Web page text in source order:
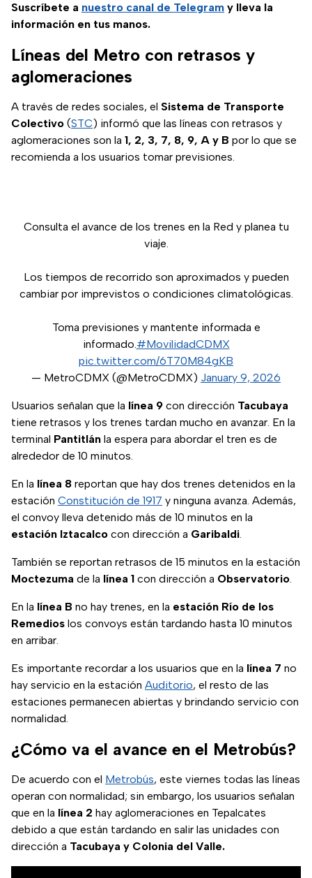
Suscríbete a nuestro canal de Telegram y lleva la
información en tus manos.
Líneas del Metro con retrasos y
aglomeraciones
A través de redes sociales, el Sistema de Transporte
Colectivo (STC) informó que las líneas con retrasos y
aglomeraciones son la 1, 2, 3, 7, 8, 9, A y B por lo que se
recomienda a los usuarios tomar previsiones.
Consulta el avance de los trenes en la Red y planea tu
viaje.
Los tiempos de recorrido son aproximados y pueden
cambiar por imprevistos o condiciones climatológicas.
Toma previsiones y mantente informada e
informado.#MovilidadCDMX
pic.twitter.com/6T70M84gKB
— MetroCDMX (@MetroCDMX) January 9, 2026
Usuarios señalan que la línea 9 con dirección Tacubaya
tiene retrasos y los trenes tardan mucho en avanzar. En la
terminal Pantitlán la espera para abordar el tren es de
alrededor de 10 minutos.
En la línea 8 reportan que hay dos trenes detenidos en la
estación Constitución de 1917 y ninguna avanza. Además,
el convoy lleva detenido más de 10 minutos en la
estación Iztacalco con dirección a Garibaldi.
También se reportan retrasos de 15 minutos en la estación
Moctezuma de la línea 1 con dirección a Observatorio.
En la línea B no hay trenes, en la estación Río de los
Remedios los convoys están tardando hasta 10 minutos
en arribar.
Es importante recordar a los usuarios que en la línea 7 no
hay servicio en la estación Auditorio, el resto de las
estaciones permanecen abiertas y brindando servicio con
normalidad.
¿Cómo va el avance en el Metrobús?
De acuerdo con el Metrobús, este viernes todas las líneas
operan con normalidad; sin embargo, los usuarios señalan
que en la línea 2 hay aglomeraciones en Tepalcates
debido a que están tardando en salir las unidades con
dirección a Tacubaya y Colonia del Valle.